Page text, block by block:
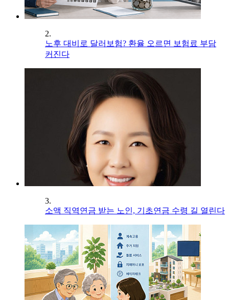
2.
노후 대비로 달러보험? 환율 오르면 보험료 부담
커진다
3.
소액 직역연금 받는 노인, 기초연금 수령 길 열린다